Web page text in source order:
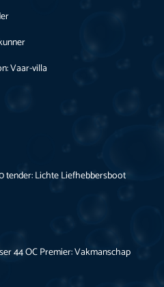
Vaar-villa
tender: Lichte Liefhebbersboot
44 OC Premier: Vakmanschap